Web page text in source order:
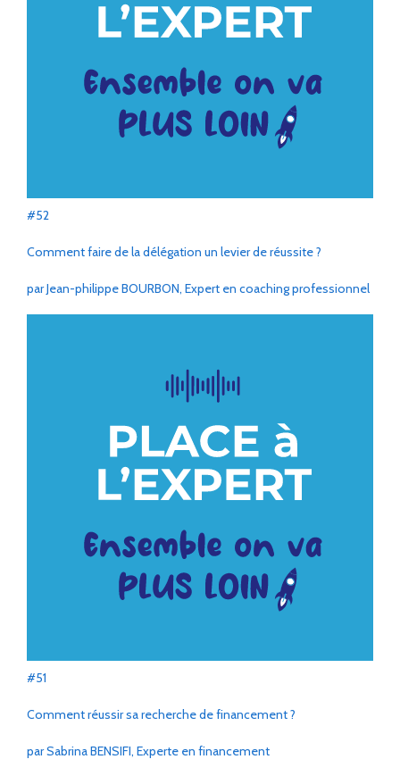
#52
Comment faire de la délégation un levier de réussite ?
par Jean-philippe BOURBON, Expert en coaching professionnel
#51
Comment réussir sa recherche de financement ?
par Sabrina BENSIFI, Experte en financement